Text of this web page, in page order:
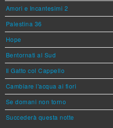
Amori e Incantesimi 2
Palestina 36
Hope
Bentornati al Sud
Il Gatto col Cappello
Cambiare l'acqua ai fiori
Se domani non torno
Succederà questa notte